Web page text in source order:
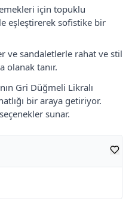
için topuklu
eşleştirerek sofistike bir
ve sandaletlerle rahat ve stil
olanak tanır.
Gri Düğmeli Likralı
bir araya getiriyor.
sunar.